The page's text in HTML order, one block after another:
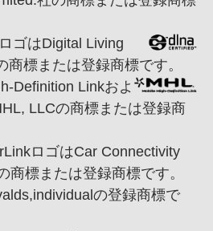
ゴはDigital Living
商標または登録商標です。
Definition Linkおよ
LLCの商標または登録商
LinkロゴはCar Connectivity
商標または登録商標です。
の登録商標で